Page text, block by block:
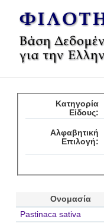
Κατηγορία
Είδους:
Αλφαβητική
Επιλογή:
Ονομασία
Pastinaca sativa